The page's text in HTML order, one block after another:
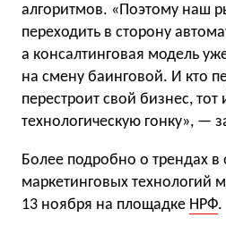
алгоритмов. «Поэтому наш
переходить в сторону
а консалтинговая модель
на смену баинговой. И кто
перестроит свой бизнес, тот
технологическую гонку», —
Более подробно о трендах в
маркетинговых технологий
13 ноября на площадке НРФ.